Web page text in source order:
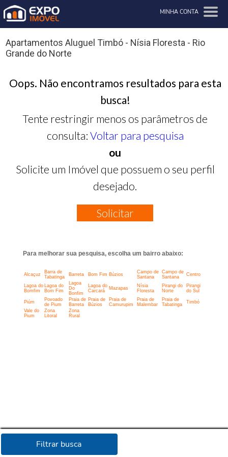
MINHA CONTA
Filtrar busca
Apartamentos Aluguel Timbó - Nísia Floresta - Rio
Grande do Norte
Oops. Não encontramos resultados para esta
busca!
Tente restringir menos os parâmetros de
consulta: Voltar para pesquisa
ou
Solicite um Imóvel que possuem o seu perfil
desejado.
Solicitar
Para melhorar sua pesquisa, escolha um bairro abaixo:
Alcaçuz
Barra de
Tabatinga
Barreta Bom Fim Búzios
Campo de
Santana
Campo de
Santana
Centro
Lagoa do
Bomfim
Lagoa do
Bom Fim
Lagoa
Do
Bonfim
Lagoa do
Carcará
Mazapas
Nísia
Floresta
Pirangi do
Norte
Pirangi
do Sul
Piúm
Povoado
de Pium
Praia de
Barreta
Praia de
Búzios
Praia de
Camurupim
Praia de
Malembar
Praia de
Tabatinga
Timbó
Vale do
Pium
Zona
Litoral
Zona
Rural